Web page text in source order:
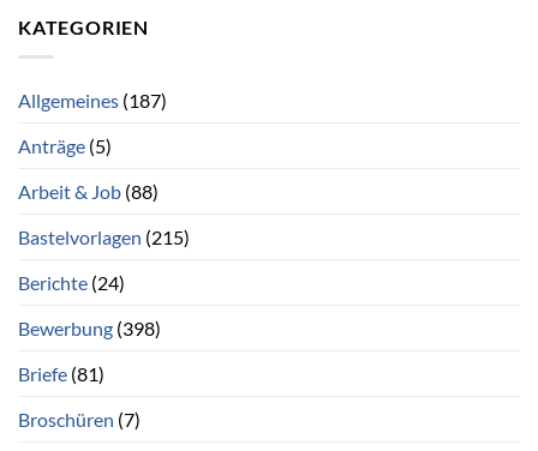
KATEGORIEN
Allgemeines (187)
Anträge (5)
Arbeit & Job (88)
Bastelvorlagen (215)
Berichte (24)
Bewerbung (398)
Briefe (81)
Broschüren (7)